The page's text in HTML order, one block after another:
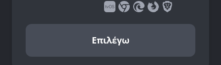
Επιλέγω